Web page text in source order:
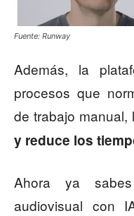
Fuente: Runway
Además, la
procesos que
de trabajo manual,
y reduce los
Ahora ya
audiovisual con